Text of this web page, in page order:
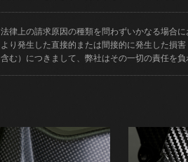
法律上の請求原因の種類を問わずいかなる場合
より発生した直接的または間接的に発生した損
含む）につきまして、弊社はその一切の責任を